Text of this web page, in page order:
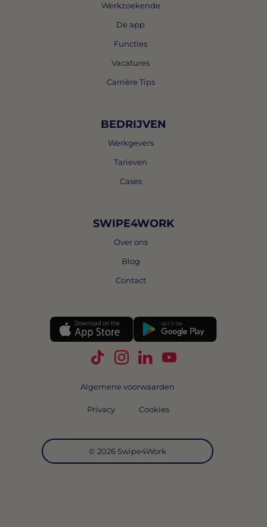
Werkzoekende
De app
Functies
Vacatures
Carrière Tips
BEDRIJVEN
Werkgevers
Tarieven
Cases
SWIPE4WORK
Over ons
Blog
Contact
Volg Swipe4Work op TikTok
Volg Swipe4Work op
Volg Swipe4Work op
Volg Swipe4Work
© 2026 Swipe4Work
Algemene voorwaarden
Privacy Cookies